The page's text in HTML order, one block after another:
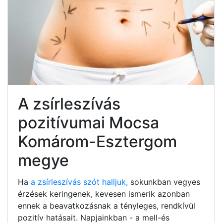
A zsírleszívás
pozitívumai Mocsa
Komárom-Esztergom
megye
Ha a zsírleszívás szót halljuk, sokunkban vegyes
érzések keringenek, kevesen ismerik azonban
ennek a beavatkozásnak a tényleges, rendkívül
pozitív hatásait. Napjainkban - a mell-és